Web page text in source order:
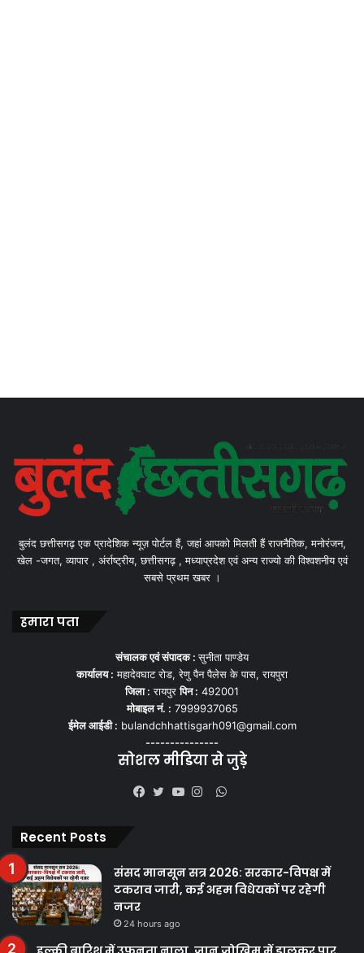
बुलंद छत्तीसगढ़ एक प्रादेशिक न्यूज़ पोर्टल हैं, जहां आपको मिलती हैं राजनैतिक, मनोरंजन,
खेल -जगत, व्यापार , अंर्राष्ट्रीय, छत्तीसगढ़ , मध्याप्रदेश एवं अन्य राज्यो की विश्वशनीय एवं
सबसे प्रथम खबर ।
हमारा पता
संचालक एवं संपादक :सुनीता पाण्डेय
कार्यालय : महादेवघाट रोड, रेणु पैन पैलेस के पास, रायपुरा
जिला : रायपुरपिन : 492001
मोबाइल नं. : 7999937065
ईमेल आईडी : bulandchhattisgarh091@gmail.com
---------------
सोशल मीडिया से जुड़े
WhatsApp
Recent Posts
संसद मानसून सत्र 2026: सरकार-विपक्ष में
टकराव जारी, कई अहम विधेयकों पर रहेगी
नजर
24 hours ago